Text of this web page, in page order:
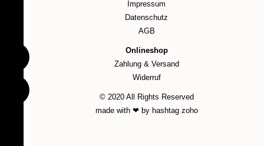
Impressum
Datenschutz
AGB
Onlineshop
Zahlung & Versand
Widerruf
© 2020 All Rights Reserved
made with ❤ by hashtag zoho